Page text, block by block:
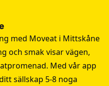
med Moveat i Mittskåne
och smak visar vägen,
Med vår app
sällskap 5-8 noga